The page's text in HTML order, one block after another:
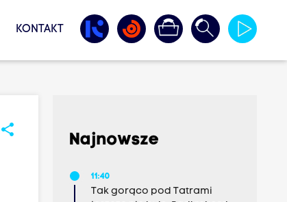
KONTAKT
share
Najnowsze
11:40
Tak gorąco pod Tatrami